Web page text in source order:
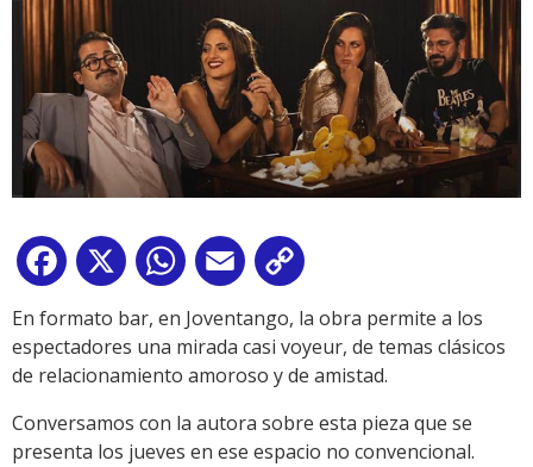
Facebook
X WhatsApp
Email
Link
En formato bar, en Joventango, la obra permite a los
espectadores una mirada casi voyeur, de temas clásicos
de relacionamiento amoroso y de amistad.
Conversamos con la autora sobre esta pieza que se
presenta los jueves en ese espacio no convencional.